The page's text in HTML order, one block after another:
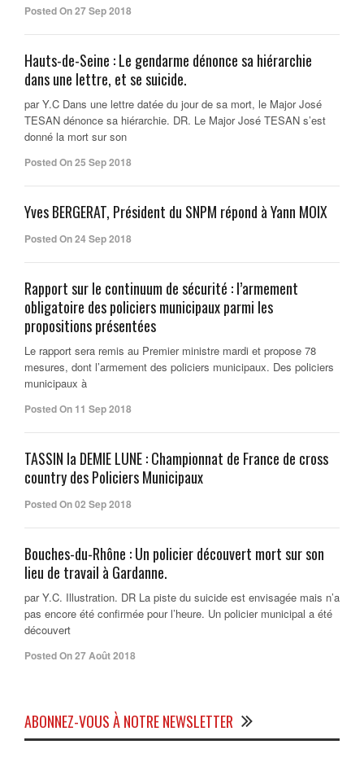
Posted On 27 Sep 2018
Hauts-de-Seine : Le gendarme dénonce sa hiérarchie
dans une lettre, et se suicide.
par Y.C Dans une lettre datée du jour de sa mort, le Major José
TESAN dénonce sa hiérarchie. DR. Le Major José TESAN s’est
donné la mort sur son
Posted On 25 Sep 2018
Yves BERGERAT, Président du SNPM répond à Yann MOIX
Posted On 24 Sep 2018
Rapport sur le continuum de sécurité : l’armement
obligatoire des policiers municipaux parmi les
propositions présentées
Le rapport sera remis au Premier ministre mardi et propose 78
mesures, dont l’armement des policiers municipaux. Des policiers
municipaux à
Posted On 11 Sep 2018
TASSIN la DEMIE LUNE : Championnat de France de cross
country des Policiers Municipaux
Posted On 02 Sep 2018
Bouches-du-Rhône : Un policier découvert mort sur son
lieu de travail à Gardanne.
par Y.C. Illustration. DR La piste du suicide est envisagée mais n’a
pas encore été confirmée pour l’heure. Un policier municipal a été
découvert
Posted On 27 Août 2018
ABONNEZ-VOUS À NOTRE NEWSLETTER